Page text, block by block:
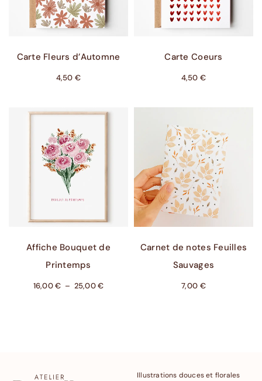
Ajouter Au Panier
Carte Fleurs d’Automne
4,50€
Ajouter Au Panier
Carte Coeurs
4,50€
Choix Des Options
Affiche Bouquet de
Printemps
16,00€ – 25,00€
Ajouter Au Panier
Carnet de notes Feuilles
Sauvages
7,00 €
Illustrations douces et florales